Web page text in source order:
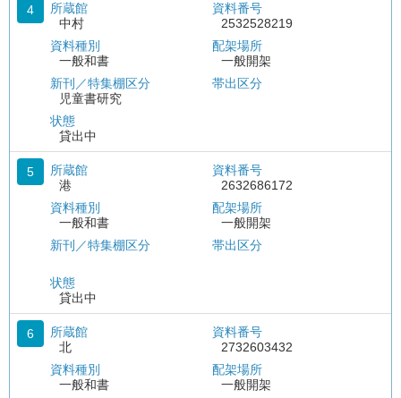
4
所蔵館
中村
資料種別
一般和書
新刊／特集棚区分
児童書研究
状態
貸出中
資料番号
2532528219
配架場所
一般開架
帯出区分
5
所蔵館
港
資料種別
一般和書
新刊／特集棚区分
状態
貸出中
資料番号
2632686172
配架場所
一般開架
帯出区分
6
所蔵館
北
資料種別
一般和書
資料番号
2732603432
配架場所
一般開架